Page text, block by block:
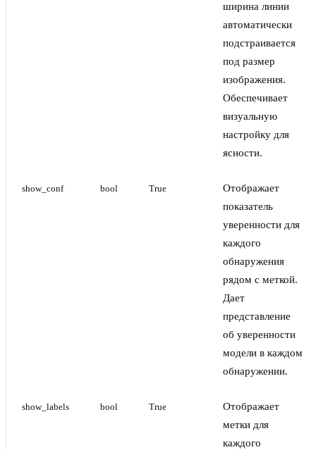
ширина линии
автоматически
подстраивается
под размер
изображения.
Обеспечивает
визуальную
настройку для
ясности.
show_conf bool True
Отображает
показатель
уверенности для
каждого
обнаружения
рядом с меткой.
Дает
представление
об уверенности
модели в каждом
обнаружении.
show_labels bool True
Отображает
метки для
каждого